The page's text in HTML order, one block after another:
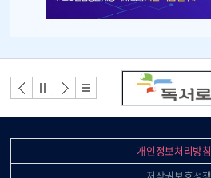
대체 휴일
19
여름 개학식
19
유치원 여름개학식
27
2학기 학급임원선거
양성평등교육주간(~10월 4일)
배
너
모
음
배너
이전
배너
정지
배너
다음
배너
리스
트
개인정보처리방침